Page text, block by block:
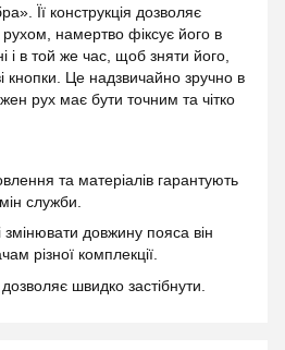
Її конструкція дозволяє
намертво фіксує його в
і в той же час, щоб зняти його,
кнопки. Це надзвичайно зручно в
рух має бути точним та чітко
та матеріалів гарантують
служби.
довжину пояса він
різної комплекції.
швидко застібнути.